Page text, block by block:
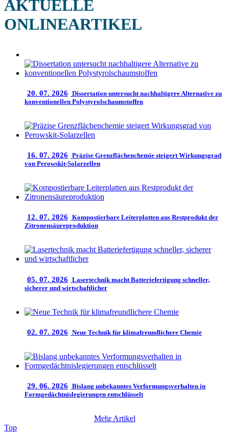
AKTUELLE
ONLINEARTIKEL
20. 07. 2026 Dissertation untersucht nachhaltigere Alternative zu
konventionellen Polystyrolschaumstoffen
16. 07. 2026 Präzise Grenzflächenchemie steigert Wirkungsgrad
von Perowskit-Solarzellen
12. 07. 2026 Kompostierbare Leiterplatten aus Restprodukt der
Zitronensäureproduktion
05. 07. 2026 Lasertechnik macht Batteriefertigung schneller,
sicherer und wirtschaftlicher
02. 07. 2026 Neue Technik für klimafreundlichere Chemie
29. 06. 2026 Bislang unbekanntes Verformungsverhalten in
Formgedächtnislegierungen entschlüsselt
Mehr Artikel
Top